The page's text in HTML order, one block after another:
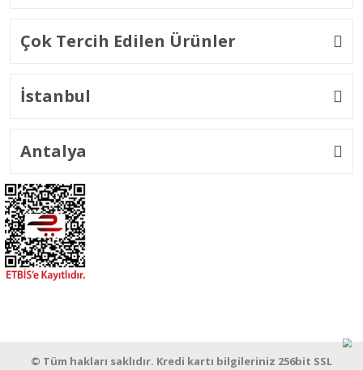
Çok Tercih Edilen Ürünler
İstanbul
Antalya
© Tüm hakları saklıdır. Kredi kartı bilgileriniz 256bit SSL